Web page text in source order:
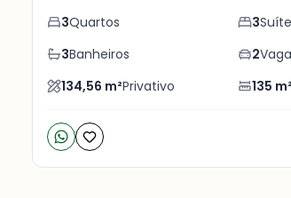
3Quartos 3
3Banheiros 2
134,56 m²Privativo 135 m²